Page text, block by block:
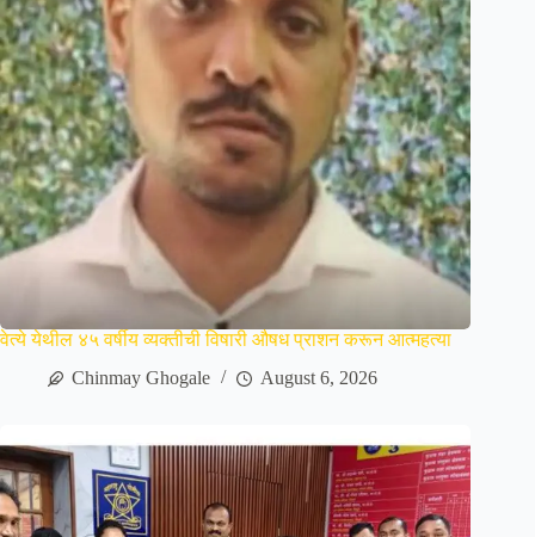
वेत्ये येथील ४५ वर्षीय व्यक्तीची विषारी औषध प्राशन करून आत्महत्या
Chinmay Ghogale
August 6, 2026